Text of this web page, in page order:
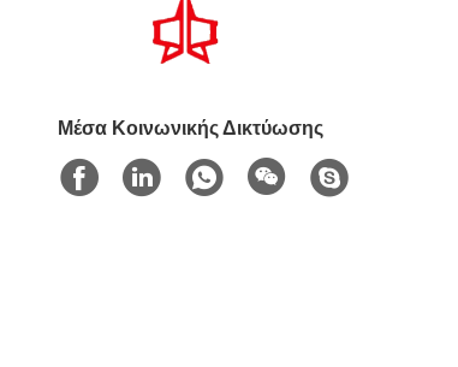
Μέσα Κοινωνικής Δικτύωσης